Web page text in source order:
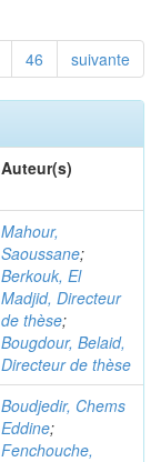
46 suivante
Auteur(s)
Mahour,
Saoussane;
Berkouk, El
Madjid, Directeur
de thèse;
Bougdour, Belaid,
Directeur de thèse
Boudjedir, Chems
Eddine;
Fenchouche,